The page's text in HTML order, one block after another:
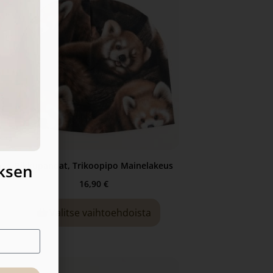
Pikkupandat, Trikoopipo Mainelakeus
16,90 €
Valitse vaihtoehdoista